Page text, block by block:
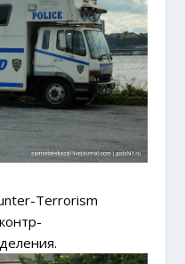
Terrorism